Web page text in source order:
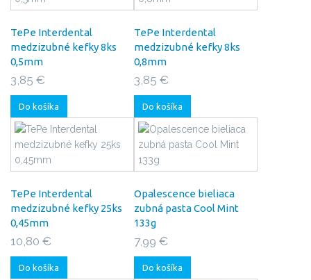
TePe Interdental
medzizubné kefky 8ks
0,5mm
3,85 €
Do košíka
TePe Interdental
medzizubné kefky 8ks
0,8mm
3,85 €
Do košíka
TePe Interdental
medzizubné kefky 25ks
0,45mm
10,80 €
Do košíka
Opalescence bieliaca
zubná pasta Cool Mint
133g
7,99 €
Do košíka